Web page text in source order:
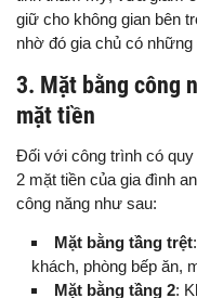
giữ cho không gian bên
nhờ đó gia chủ có
3. Mặt bằng công
mặt tiền
Đối với công trình có
2 mặt tiền của gia đình
công năng như sau:
Mặt bằng tầng trệt
khách, phòng bếp ăn,
Mặt bằng tầng 2: